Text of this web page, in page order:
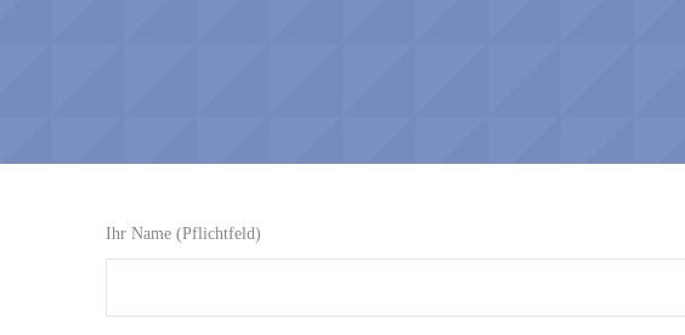
Ihr Name (Pflichtfeld)